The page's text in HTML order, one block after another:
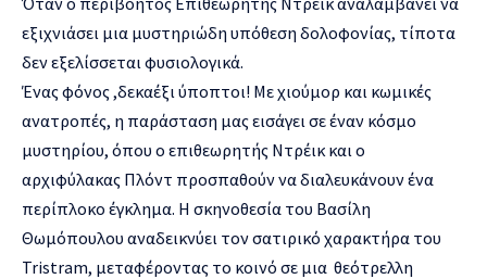
εξιχνιάσει μια μυστηριώδη υπόθεση δολοφονίας, τίποτα
δεν εξελίσσεται φυσιολογικά.
Ένας φόνος ,δεκαέξι ύποπτοι! Με χιούμορ και κωμικές
ανατροπές, η παράσταση μας εισάγει σε έναν κόσμο
μυστηρίου, όπου ο επιθεωρητής Ντρέικ και ο
αρχιφύλακας Πλόντ προσπαθούν να διαλευκάνουν ένα
περίπλοκο έγκλημα. Η σκηνοθεσία του Βασίλη
Θωμόπουλου αναδεικνύει τον σατιρικό χαρακτήρα του
Tristram, μεταφέροντας το κοινό σε μια θεότρελλη